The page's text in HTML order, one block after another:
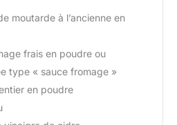
moutarde à l’ancienne en
frais en poudre ou
type « sauce fromage »
en poudre